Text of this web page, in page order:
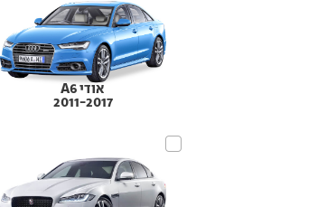
אודי A6
2011-2017